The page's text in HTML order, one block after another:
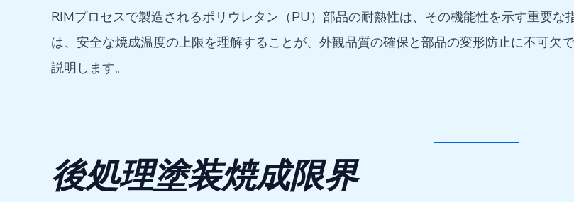
RIMプロセスで製造されるポリウレタン（PU）部品の耐熱性は、その機能性を示す重要
は、安全な焼成温度の上限を理解することが、外観品質の確保と部品の変形防止に不可欠
説明します。
後処理塗装焼成限界